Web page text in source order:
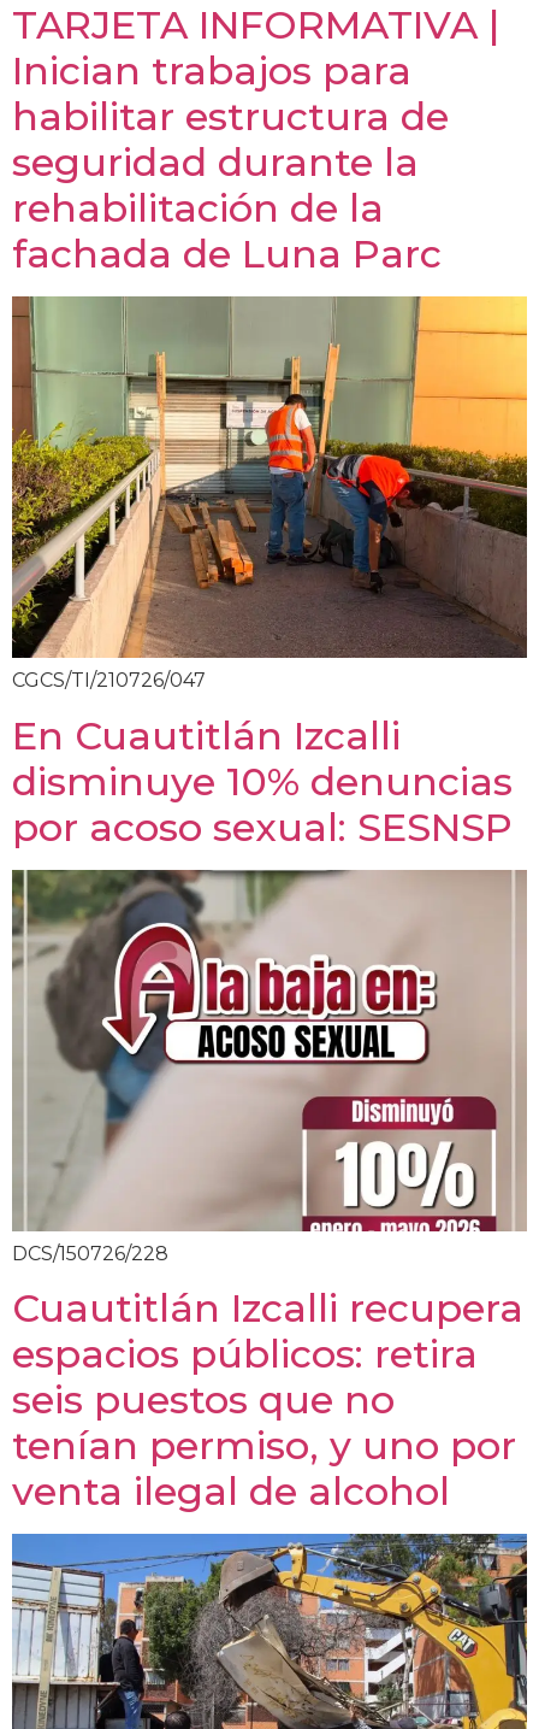
TARJETA INFORMATIVA |
Inician trabajos para
habilitar estructura de
seguridad durante la
rehabilitación de la
fachada de Luna Parc
CGCS/TI/210726/047
En Cuautitlán Izcalli
disminuye 10% denuncias
por acoso sexual: SESNSP
DCS/150726/228
Cuautitlán Izcalli recupera
espacios públicos: retira
seis puestos que no
tenían permiso, y uno por
venta ilegal de alcohol